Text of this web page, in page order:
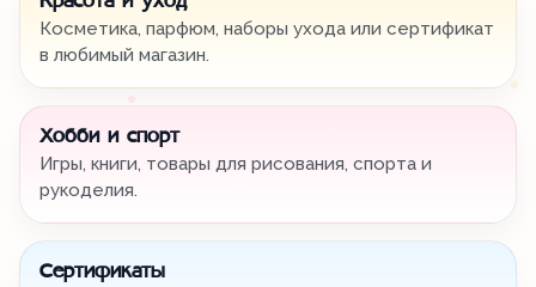
Косметика, парфюм, наборы ухода или сертификат
в любимый магазин.
Хобби и спорт
Игры, книги, товары для рисования, спорта и
рукоделия.
Сертификаты